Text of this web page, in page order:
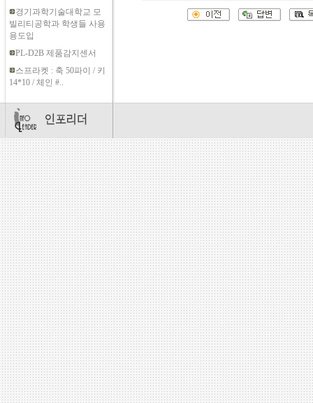
경기과학기술대학교 모
빌리티공학과 학생들 사용
용도입
PL-D2B 제품감지센서
스프라켓 : 축 50파이 / 키
14*10 / 체인 #..